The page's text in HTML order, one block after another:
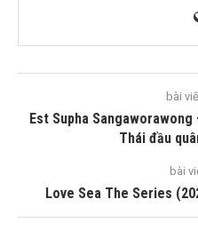
bài
Est Supha
Thái đầu
bài
Love Sea The Series